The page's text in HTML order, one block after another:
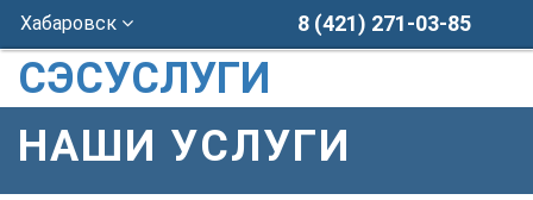
Хабаровск 8 (421) 271-03-85
СЭСУСЛУГИ
НАШИ УСЛУГИ